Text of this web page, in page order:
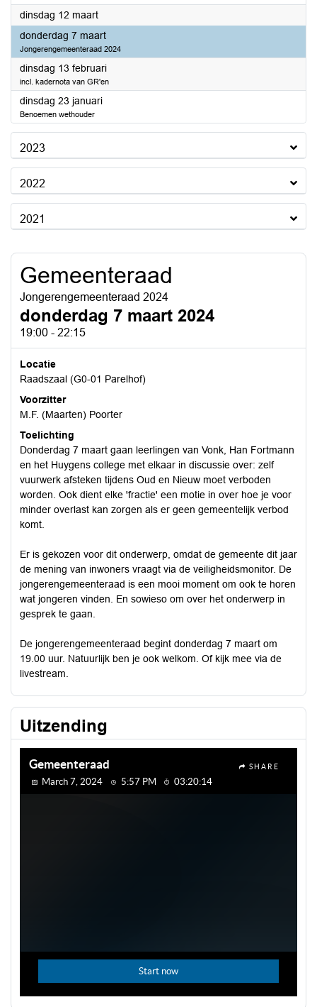
dinsdag 12 maart2024
donderdag 7 maart2024
Jongerengemeenteraad 2024
dinsdag 13 februari2024
incl. kadernota van GR'en
dinsdag 23 januari2024
Benoemen wethouder
2023
2022
2021
Gemeenteraad
Jongerengemeenteraad 2024
donderdag 7 maart 2024
19:00 - 22:15
Locatie
Raadszaal (G0-01 Parelhof)
Voorzitter
M.F. (Maarten) Poorter
Toelichting
Donderdag 7 maart gaan leerlingen van Vonk, Han Fortmann
en het Huygens college met elkaar in discussie over: zelf
vuurwerk afsteken tijdens Oud en Nieuw moet verboden
worden. Ook dient elke 'fractie' een motie in over hoe je voor
minder overlast kan zorgen als er geen gemeentelijk verbod
komt.
Er is gekozen voor dit onderwerp, omdat de gemeente dit jaar
de mening van inwoners vraagt via de veiligheidsmonitor. De
jongerengemeenteraad is een mooi moment om ook te horen
wat jongeren vinden. En sowieso om over het onderwerp in
gesprek te gaan.
De jongerengemeenteraad begint donderdag 7 maart om
19.00 uur. Natuurlijk ben je ook welkom. Of kijk mee via de
livestream.
Uitzending